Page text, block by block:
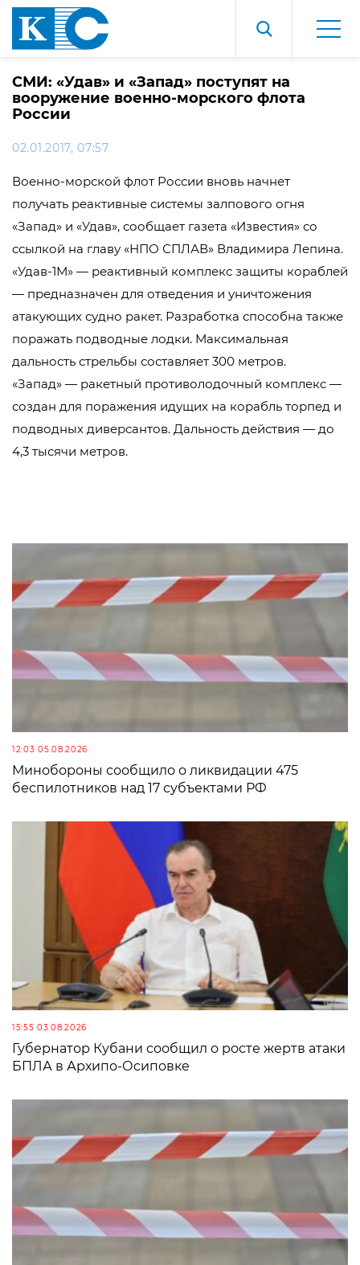
СМИ: «Удав» и «Запад» поступят на
вооружение военно-морского флота
России
02.01.2017, 07:57
Военно-морской флот России вновь начнет
получать реактивные системы залпового огня
«Запад» и «Удав», сообщает газета «Известия» со
ссылкой на главу «НПО СПЛАВ» Владимира Лепина.
«Удав-1М» — реактивный комплекс защиты кораблей
— предназначен для отведения и уничтожения
атакующих судно ракет. Разработка способна также
поражать подводные лодки. Максимальная
дальность стрельбы составляет 300 метров.
«Запад» — ракетный противолодочный комплекс —
создан для поражения идущих на корабль торпед и
подводных диверсантов. Дальность действия — до
4,3 тысячи метров.
12:03 05.08.2026
Минобороны сообщило о ликвидации 475
беспилотников над 17 субъектами РФ
15:55 03.08.2026
Губернатор Кубани сообщил о росте жертв атаки
БПЛА в Архипо-Осиповке